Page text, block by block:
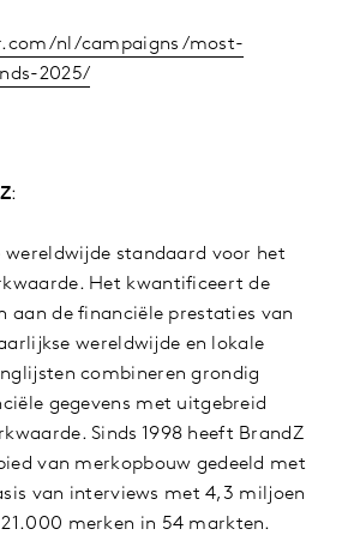
nl/campaigns/most-
2025/
:
wereldwijde standaard voor het
Het kwantificeert de
aan de financiële prestaties van
wereldwijde en lokale
combineren grondig
gegevens met uitgebreid
Sinds 1998 heeft BrandZ
van merkopbouw gedeeld met
van interviews met 4,3 miljoen
merken in 54 markten.